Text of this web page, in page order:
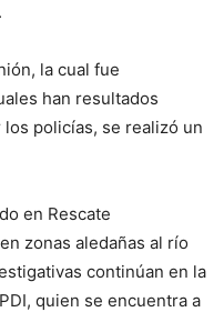
la cual fue
han resultados
policías, se realizó un
en Rescate
zonas aledañas al río
continúan en la
quien se encuentra a